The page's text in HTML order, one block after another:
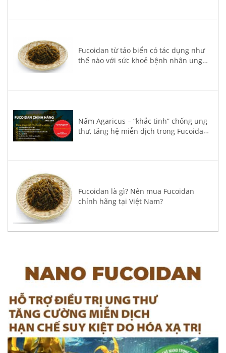
Fucoidan từ tảo biển có tác dụng như
thế nào với sức khoẻ bệnh nhân ung
Nấm Agaricus – “khắc tinh” chống ung
thư, tăng hệ miễn dịch trong Fucoidan
Fucoidan là gì? Nên mua Fucoidan
chính hãng tại Việt Nam?